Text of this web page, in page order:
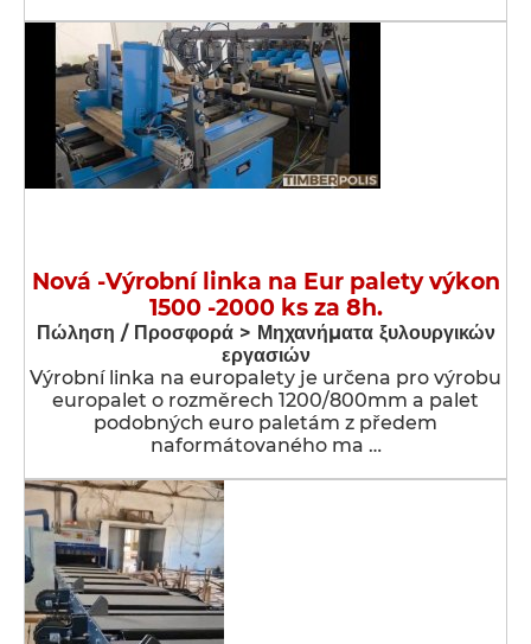
Nová -Výrobní linka na Eur palety výkon
1500 -2000 ks za 8h.
Πώληση / Προσφορά > Μηχανήματα ξυλουργικών
εργασιών
Výrobní linka na europalety je určena pro výrobu
europalet o rozměrech 1200/800mm a palet
podobných euro paletám z předem
naformátovaného ma …